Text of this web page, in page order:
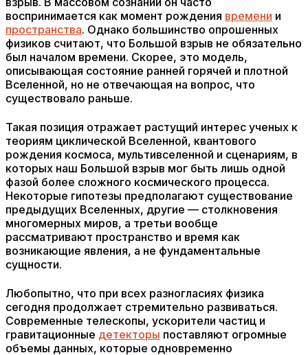
воспринимается как момент рождения времени и
пространства. Однако большинство опрошенных
физиков считают, что Большой взрыв не обязательно
был началом времени. Скорее, это модель,
описывающая состояние ранней горячей и плотной
Вселенной, но не отвечающая на вопрос, что
существовало раньше.
Такая позиция отражает растущий интерес ученых к
теориям циклической Вселенной, квантового
рождения космоса, мультивселенной и сценариям, в
которых наш Большой взрыв мог быть лишь одной
фазой более сложного космического процесса.
Некоторые гипотезы предполагают существование
предыдущих Вселенных, другие — столкновения
многомерных миров, а третьи вообще
рассматривают пространство и время как
возникающие явления, а не фундаментальные
сущности.
Любопытно, что при всех разногласиях физика
сегодня продолжает стремительно развиваться.
Современные телескопы, ускорители частиц и
гравитационные детекторы поставляют огромные
объемы данных, которые одновременно